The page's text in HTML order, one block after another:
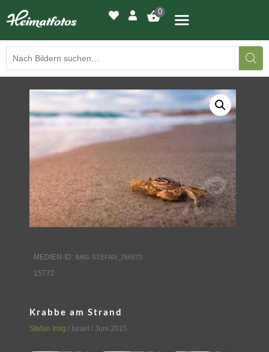
0
BILDERGALERIE
DRUCKQUALITÄTEN
LED-LEUCHTBILDER
WIR DRUCKEN IHR BILD
AUSSTELLUNGEN
KONTAKT
MEDIEN-ID: IMIG-STEFAN_766573
15772
Krabbe am Strand
Stefan Imig / Israel / Juni 2015